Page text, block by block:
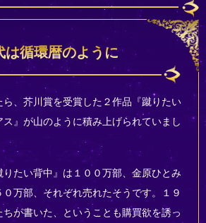
は循環暦のように
、芥川賞を受賞した２作品『蹴りたい
』が山のように積み上げられていまし
たい背中』は１００万部、金原ひとみ
０万部、それぞれ売れたそうです。１９
が書いた、ということも購買欲を誘っ